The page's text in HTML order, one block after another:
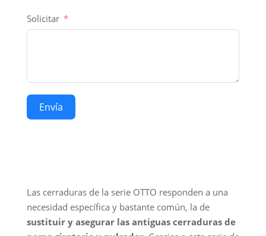
Solicitar
Envía
Las cerraduras de la serie OTTO responden a una
necesidad específica y bastante común, la de
sustituir y asegurar las antiguas cerraduras de